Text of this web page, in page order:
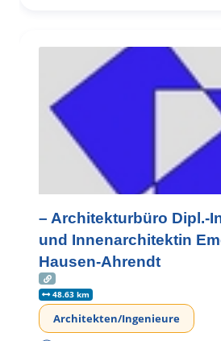
– Architekturbüro Dipl.-
und Innenarchitektin
Hausen-Ahrendt
48.63 km
Architekten/Ingenieure